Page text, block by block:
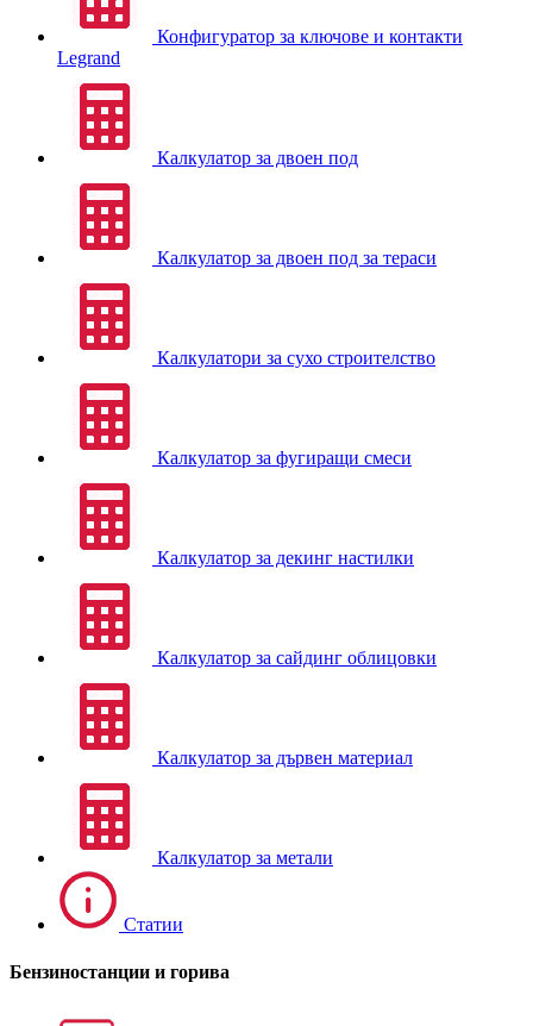
Конфигуратор за ключове и контакти
Legrand
Калкулатор за двоен под
Калкулатор за двоен под за тераси
Калкулатори за сухо строителство
Калкулатор за фугиращи смеси
Калкулатор за декинг настилки
Калкулатор за сайдинг облицовки
Калкулатор за дървен материал
Калкулатор за метали
Статии
Бензиностанции и горива